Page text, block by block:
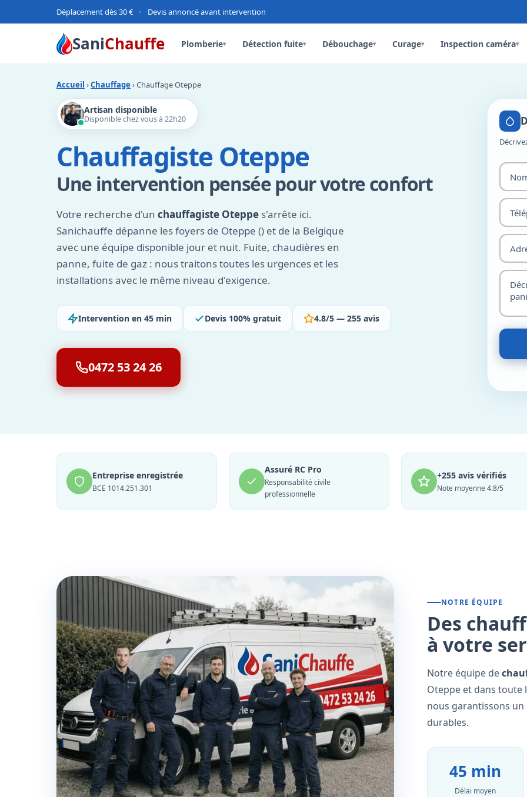
Déplacement dès 30 € • Devis annoncé avant intervention
SaniChauffe Plomberie▾ Détection fuite▾ Débouchage▾ Curage▾ Inspection caméra▾
Accueil ›Chauffage › Chauffage Oteppe
Artisan disponible
Disponible chez vous à 22h20
Chauffagiste Oteppe
Une intervention pensée pour votre confort
Votre recherche d'un chauffagiste Oteppe s'arrête ici.
Sanichauffe dépanne les foyers de Oteppe () et de la Belgique
avec une équipe disponible jour et nuit. Fuite, chaudières en
panne, fuite de gaz : nous traitons toutes les urgences et les
installations avec le même niveau d'exigence.
Intervention en 45 min Devis 100% gratuit 4.8/5 — 255 avis
0472 53 24 26
Entreprise enregistrée
BCE 1014.251.301
Assuré RC Pro
Responsabilité civile
professionnelle
+255 avis vérifiés
Note moyenne 4.8/5
NOTRE ÉQUIPE
Des
à votre
Notre équipe de
Oteppe et dans toute
nous garantissons
durables.
45 min
Délai moyen